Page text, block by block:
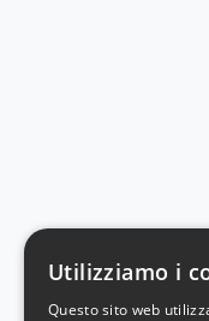
Utilizziamo i
Questo sito web